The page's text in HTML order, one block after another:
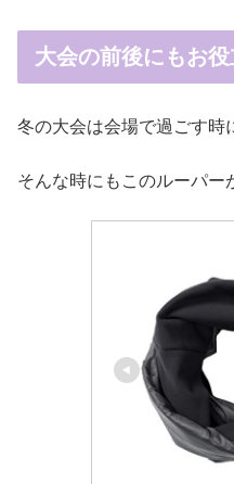
大会の前後にもお役
冬の大会は会場で過ごす時
そんな時にもこのルーパー